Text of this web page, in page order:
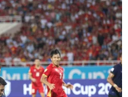
sản phẩm OCOP nổi tiếng.
Vietnam+)